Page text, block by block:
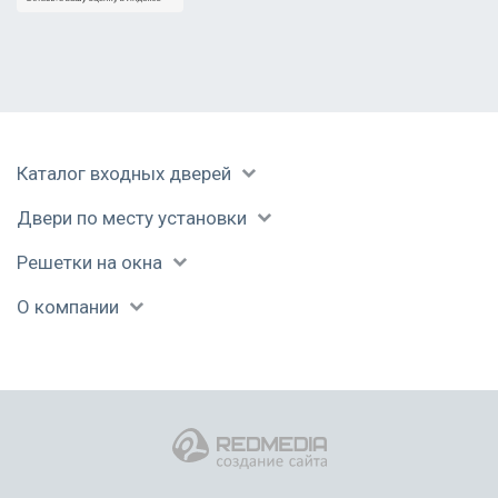
Каталог входных дверей
Двери по месту установки
Решетки на окна
О компании